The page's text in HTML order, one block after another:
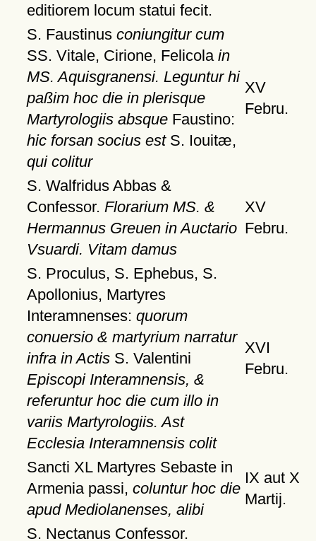
editiorem locum statui fecit.
S. Faustinus coniungitur cum
SS. Vitale, Cirione, Felicola in
MS. Aquisgranensi. Leguntur hi
paßim hoc die in plerisque
Martyrologiis absqueFaustino:
hic forsan socius estS. Iouitæ,
qui colitur
XV
Febru.
S. Walfridus Abbas &
Confessor. Florarium MS. &
Hermannus Greuen in Auctario
Vsuardi. Vitam damus
XV
Febru.
S. Proculus, S. Ephebus, S.
Apollonius, Martyres
Interamnenses: quorum
conuersio & martyrium narratur
infra in ActisS. Valentini
Episcopi Interamnensis, &
referuntur hoc die cum illo in
variis Martyrologiis. Ast
Ecclesia Interamnensis colit
XVI
Febru.
Sancti XL Martyres Sebaste in
Armenia passi, coluntur hoc die
apud Mediolanenses, alibi
IX aut X
Martij.
S. Nectanus Confessor.